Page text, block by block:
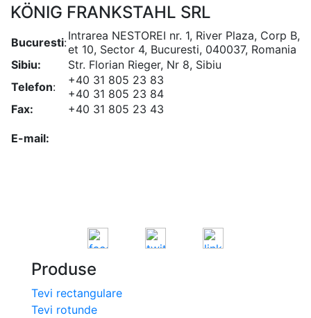
KÖNIG FRANKSTAHL SRL
Bucuresti:Intrarea NESTOREI nr. 1, River Plaza, Corp B,
et 10, Sector 4, Bucuresti, 040037, Romania
Sibiu:
Str. Florian Rieger, Nr 8, Sibiu
Telefon:
+40 31 805 23 83
+40 31 805 23 84
Fax:
+40 31 805 23 43
E-mail:
Produse
Tevi rectangulare
Tevi rotunde